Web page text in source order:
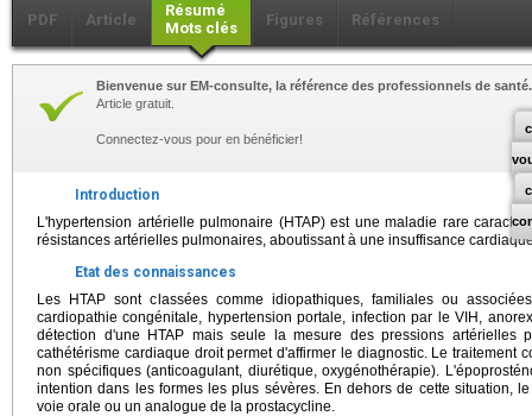
PDF Article
Résumé
Mots clés
Figures Références
Bienvenue sur EM-consulte, la référence des professionnels de santé.
Article gratuit.
Connectez-vous pour en bénéficier!
Introduction
L'hypertension artérielle pulmonaire (HTAP) est une maladie rare
résistances artérielles pulmonaires, aboutissant à une insuffisance
Etat des connaissances
Les HTAP sont classées comme idiopathiques, familiales ou
cardiopathie congénitale, hypertension portale, infection par le VIH,
détection d'une HTAP mais seule la mesure des pressions artérielles
cathétérisme cardiaque droit permet d'affirmer le diagnostic. Le traitement
non spécifiques (anticoagulant, diurétique, oxygénothérapie).
intention dans les formes les plus sévères. En dehors de cette situation,
voie orale ou un analogue de la prostacycline.